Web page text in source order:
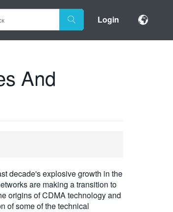
Login
And
decade's explosive growth in the
are making a transition to
origins of CDMA technology and
of some of the technical